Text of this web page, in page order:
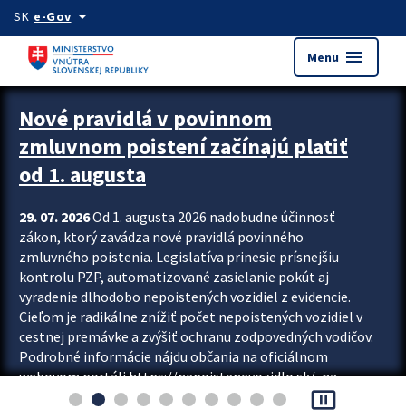
Preskocit na hlavný obsah
SK e-Govarrow_drop_down
Menu menu
Zastavit automatický posun upútavok
Nové pravidlá v povinnom
zmluvnom poistení začínajú platiť
od 1. augusta
29. 07. 2026Od 1. augusta 2026 nadobudne účinnosť
zákon, ktorý zavádza nové pravidlá povinného
zmluvného poistenia. Legislatíva prinesie prísnejšiu
kontrolu PZP, automatizované zasielanie pokút aj
vyradenie dlhodobo nepoistených vozidiel z evidencie.
Cieľom je radikálne znížiť počet nepoistených vozidiel v
cestnej premávke a zvýšiť ochranu zodpovedných vodičov.
Podrobné informácie nájdu občania na oficiálnom
webovom portáli https://nepoistenevozidlo.sk/, na
ktorom od augusta pribudne aj možnosť overiť si...
pause_presentation